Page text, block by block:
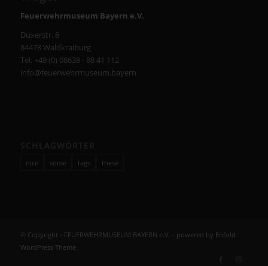
Feuerwehrmuseum Bayern e.V.
Duxerstr. 8
84478 Waldkraiburg
Tel. +49 (0) 08638 - 88 41 112
info@feuerwehrmuseum.bayern
nice some tags these
© Copyright - FEUERWEHRMUSEUM BAYERN e.V. - powered by Enfold
WordPress Theme